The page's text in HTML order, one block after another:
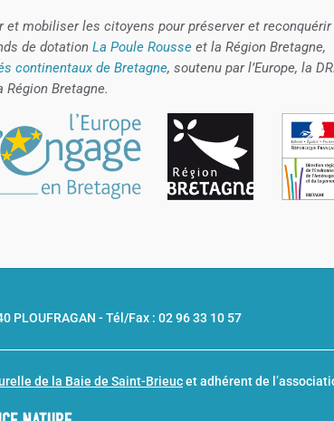
et mobiliser les citoyens pour préserver et reconquérir
de dotation La Poule Rousseet la Région Bretagne,
continentaux de Bretagne, soutenu par l’Europe, la
Région Bretagne.
PLOUFRAGAN -Tél/Fax : 02 96 33 10 57
de la Baie de Saint-Brieucet adhérent de